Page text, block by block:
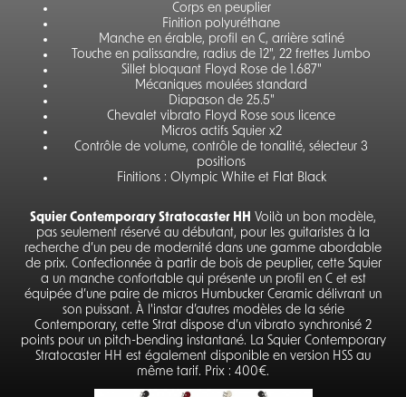
Corps en peuplier
Finition polyuréthane
Manche en érable, profil en C, arrière satiné
Touche en palissandre, radius de 12", 22 frettes Jumbo
Sillet bloquant Floyd Rose de 1.687"
Mécaniques moulées standard
Diapason de 25.5"
Chevalet vibrato Floyd Rose sous licence
Micros actifs Squier x2
Contrôle de volume, contrôle de tonalité, sélecteur 3
positions
Finitions : Olympic White et Flat Black
Squier Contemporary Stratocaster HH Voilà un bon modèle,
pas seulement réservé au débutant, pour les guitaristes à la
recherche d’un peu de modernité dans une gamme abordable
de prix. Confectionnée à partir de bois de peuplier, cette Squier
a un manche confortable qui présente un profil en C et est
équipée d’une paire de micros Humbucker Ceramic délivrant un
son puissant. À l'instar d’autres modèles de la série
Contemporary, cette Strat dispose d’un vibrato synchronisé 2
points pour un pitch-bending instantané. La Squier Contemporary
Stratocaster HH est également disponible en version HSS au
même tarif. Prix : 400€.